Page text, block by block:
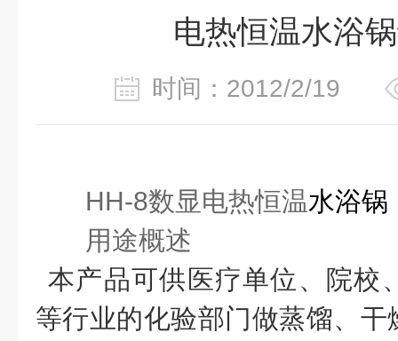
电热恒温水浴
时间：2012/2/19
HH-8数显电热恒温水浴锅
用途概述
本产品可供医疗单位、院校
等行业的化验部门做蒸馏、